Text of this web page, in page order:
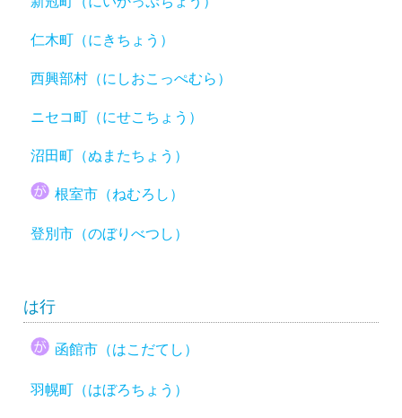
仁木町（にきちょう）
西興部村（にしおこっぺむら）
ニセコ町（にせこちょう）
沼田町（ぬまたちょう）
根室市（ねむろし）
登別市（のぼりべつし）
は行
函館市（はこだてし）
羽幌町（はぼろちょう）